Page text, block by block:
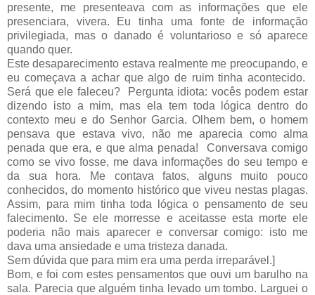
presente, me presenteava com as informações que ele
presenciara, vivera. Eu tinha uma fonte de informação
privilegiada, mas o danado é voluntarioso e só aparece
quando quer.
Este desaparecimento estava realmente me preocupando, e
eu começava a achar que algo de ruim tinha acontecido.
Será que ele faleceu?
Pergunta idiota: vocês podem estar
dizendo isto a mim, mas ela tem toda lógica dentro do
contexto meu e do Senhor Garcia. Olhem bem, o homem
pensava que estava vivo, não me aparecia como alma
penada que era, e que alma penada!
Conversava comigo
como se vivo fosse, me dava informações do seu tempo e
da sua hora. Me contava fatos, alguns muito pouco
conhecidos, do momento histórico que viveu nestas plagas.
Assim, para mim tinha toda lógica o pensamento de seu
falecimento. Se ele morresse e aceitasse esta morte ele
poderia não mais aparecer e conversar comigo: isto me
dava uma ansiedade e uma tristeza danada.
Sem dúvida que para mim era uma perda irreparável.]
Bom, e foi com estes pensamentos que ouvi um barulho na
sala. Parecia que alguém tinha levado um tombo. Larguei o